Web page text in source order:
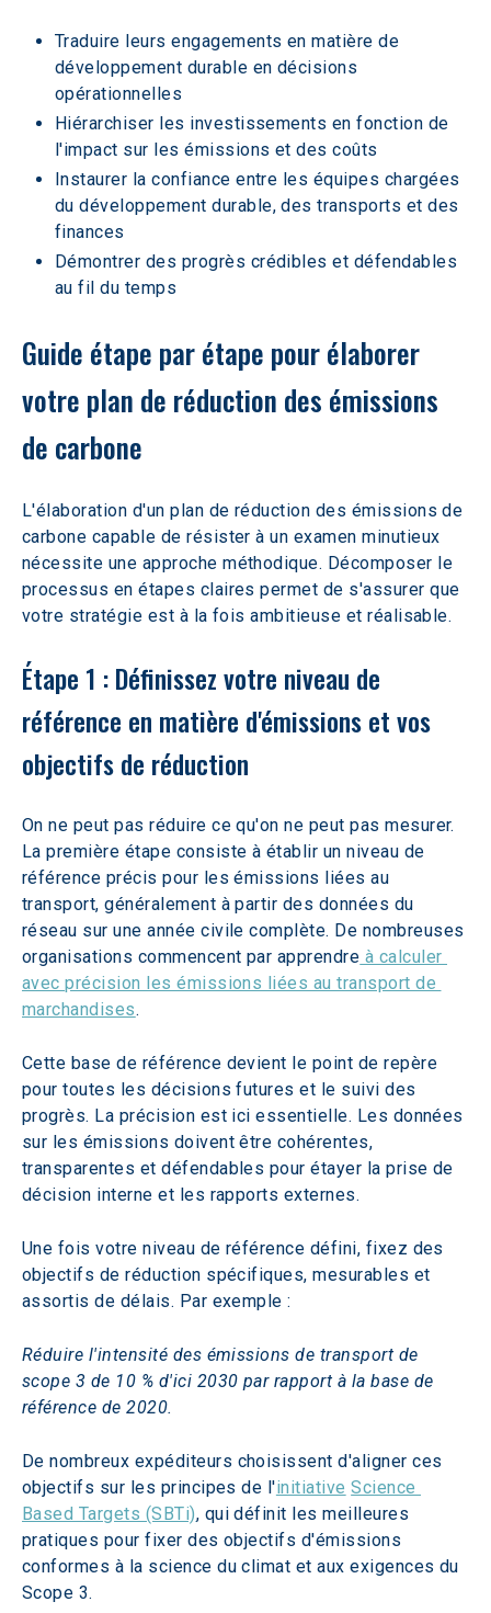
Traduire leurs engagements en matière de
développement durable en décisions
opérationnelles
Hiérarchiser les investissements en fonction de
l'impact sur les émissions et des coûts
Instaurer la confiance entre les équipes chargées
du développement durable, des transports et des
finances
Démontrer des progrès crédibles et défendables
au fil du temps
Guide étape par étape pour élaborer
votre plan de réduction des émissions
de carbone
L'élaboration d'un plan de réduction des émissions de
carbone capable de résister à un examen minutieux
nécessite une approche méthodique. Décomposer le
processus en étapes claires permet de s'assurer que
votre stratégie est à la fois ambitieuse et réalisable.
Étape 1 : Définissez votre niveau de
référence en matière d'émissions et vos
objectifs de réduction
On ne peut pas réduire ce qu'on ne peut pas mesurer.
La première étape consiste à établir un niveau de
référence précis pour les émissions liées au
transport, généralement à partir des données du
réseau sur une année civile complète. De nombreuses
organisations commencent par apprendre à calculer
avec précision les émissions liées au transport de
marchandises.
Cette base de référence devient le point de repère
pour toutes les décisions futures et le suivi des
progrès. La précision est ici essentielle. Les données
sur les émissions doivent être cohérentes,
transparentes et défendables pour étayer la prise de
décision interne et les rapports externes.
Une fois votre niveau de référence défini, fixez des
objectifs de réduction spécifiques, mesurables et
assortis de délais. Par exemple :
Réduire l'intensité des émissions de transport de
scope 3 de 10 % d'ici 2030 par rapport à la base de
référence de 2020.
De nombreux expéditeurs choisissent d'aligner ces
objectifs sur les principes de l'initiative Science
Based Targets (SBTi), qui définit les meilleures
pratiques pour fixer des objectifs d'émissions
conformes à la science du climat et aux exigences du
Scope 3.